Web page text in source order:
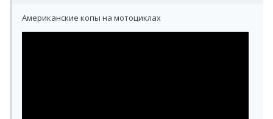
Американские копы на мотоциклах